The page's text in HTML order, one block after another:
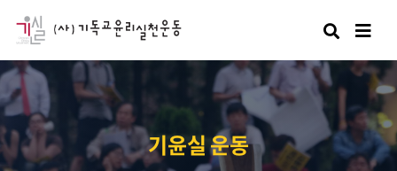
검색
기윤실 운동